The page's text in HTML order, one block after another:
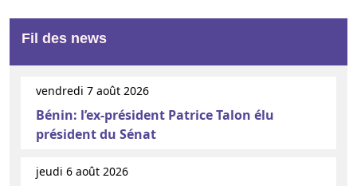
Fil des news
vendredi 7 août 2026
Bénin: l’ex-président Patrice Talon élu
président du Sénat
jeudi 6 août 2026